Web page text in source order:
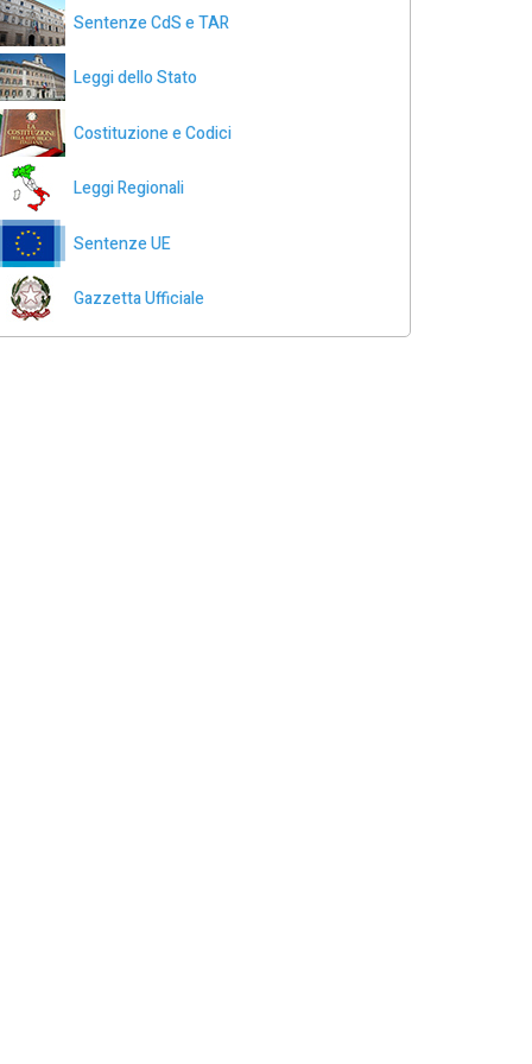
Sentenze CdS e TAR
Leggi dello Stato
Costituzione e Codici
Leggi Regionali
Sentenze UE
Gazzetta Ufficiale